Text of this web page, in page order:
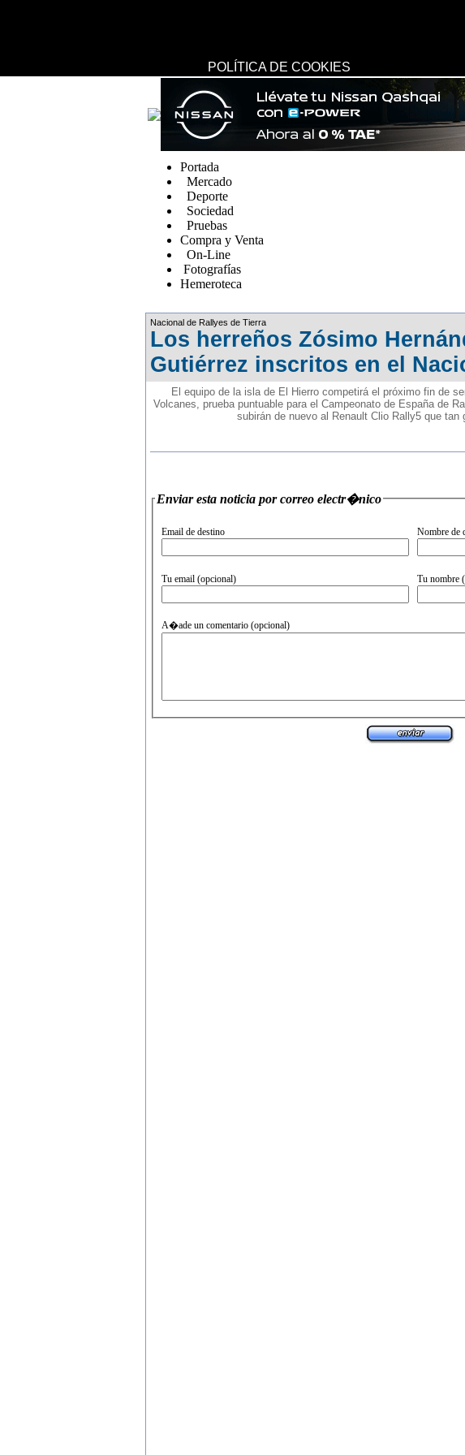
POLÍTICA DE COOKIES
Portada
Mercado
Deporte
Sociedad
Pruebas
Compra y Venta
On-Line
Fotografías
Hemeroteca
Fake Watches
Nacional de Rallyes de Tierra
Los herreños Zósimo
Gutiérrez inscritos en el
El equipo de la isla de El Hierro competirá el próximo fin de
Volcanes, prueba puntuable para el Campeonato de España de
subirán de nuevo al Renault Clio Rally5 que tan
Enviar esta noticia por correo electr�nico
Email de destino Nombre de
Tu email (opcional)
A�ade un comentario (opcional)